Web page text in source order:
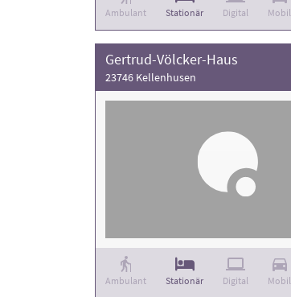
Ambulant Stationär Digital Mobil
Gertrud-Völcker-Haus
23746 Kellenhusen
Ambulant Stationär Digital Mobil